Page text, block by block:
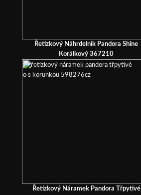
Řetízkový Náhrdelník Pandora Shine
Korálkový 367210
Řetízkový Náramek Pandora Třpytivé